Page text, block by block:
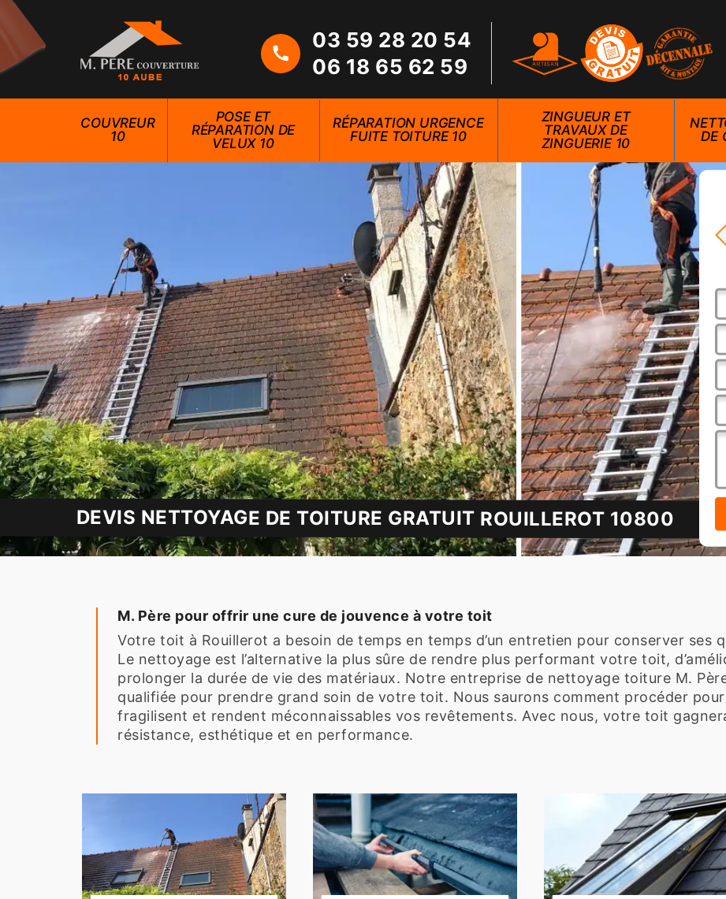
03 59 28 20 54
06 18 65 62 59
COUVREUR
10
POSE ET
RÉPARATION DE
VELUX 10
RÉPARATION URGENCE
FUITE TOITURE 10
ZINGUEUR ET
TRAVAUX DE
ZINGUERIE 10
DE
DEVIS NETTOYAGE DE TOITURE GRATUIT ROUILLEROT 10800
M. Père pour offrir une cure de jouvence à votre toit
Votre toit à Rouillerot a besoin de temps en temps d’un entretien pour conserver ses
Le nettoyage est l’alternative la plus sûre de rendre plus performant votre toit,
prolonger la durée de vie des matériaux. Notre entreprise de nettoyage toiture M.
qualifiée pour prendre grand soin de votre toit. Nous saurons comment procéder
fragilisent et rendent méconnaissables vos revêtements. Avec nous, votre toit
résistance, esthétique et en performance.